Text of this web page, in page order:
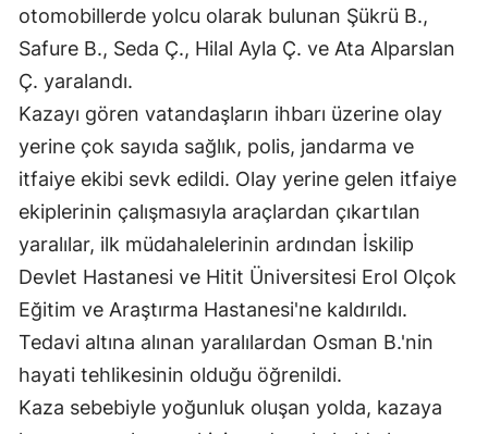
Denizli
Diyarbakır
Edirne
Elazığ
Erzincan
Erzurum
otomobillerde yolcu olarak bulunan Şükrü B.,
Safure B., Seda Ç., Hilal Ayla Ç. ve Ata Alparslan
Ç. yaralandı.
Kazayı gören vatandaşların ihbarı üzerine olay
yerine çok sayıda sağlık, polis, jandarma ve
itfaiye ekibi sevk edildi. Olay yerine gelen itfaiye
ekiplerinin çalışmasıyla araçlardan çıkartılan
yaralılar, ilk müdahalelerinin ardından İskilip
Devlet Hastanesi ve Hitit Üniversitesi Erol Olçok
Eğitim ve Araştırma Hastanesi'ne kaldırıldı.
Tedavi altına alınan yaralılardan Osman B.'nin
hayati tehlikesinin olduğu öğrenildi.
Kaza sebebiyle yoğunluk oluşan yolda, kazaya